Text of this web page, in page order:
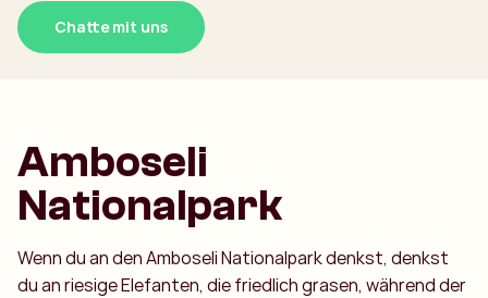
Chatte mit uns
Amboseli
Nationalpark
Wenn du an den Amboseli Nationalpark denkst, denkst
du an riesige Elefanten, die friedlich grasen, während der